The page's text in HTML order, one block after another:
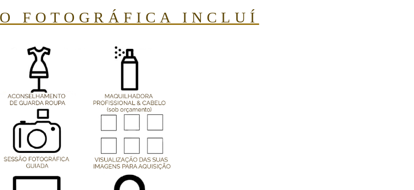
FOTOGRÁFICA INCLUÍ